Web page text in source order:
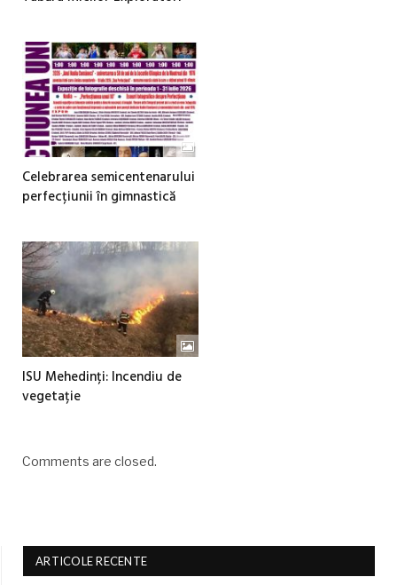
Celebrarea semicentenarului
perfecțiunii în gimnastică
ISU Mehedinți: Incendiu de
vegetație
Comments are closed.
ARTICOLE RECENTE